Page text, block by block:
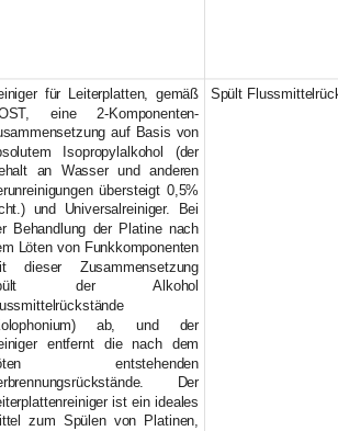
für Leiterplatten, gemäß
eine 2-Komponenten-
auf Basis von
Isopropylalkohol (der
an Wasser und anderen
übersteigt 0,5%
und Universalreiniger. Bei
Behandlung der Platine nach
Löten von Funkkomponenten
dieser Zusammensetzung
der Alkohol
ab, und der
entfernt die nach dem
entstehenden
Der
ist ein ideales
zum Spülen von Platinen,
Spült